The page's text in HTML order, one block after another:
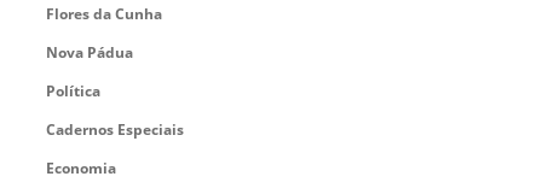
Flores da Cunha
Nova Pádua
Política
Cadernos Especiais
Economia